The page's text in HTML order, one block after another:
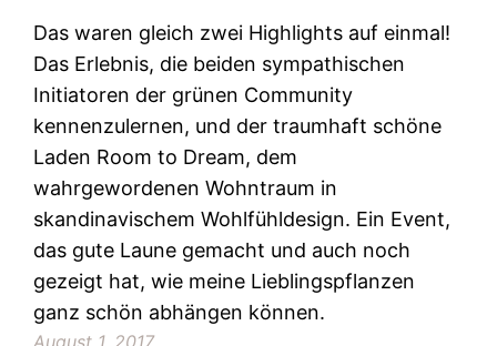
Das waren gleich zwei Highlights auf einmal!
Das Erlebnis, die beiden sympathischen
Initiatoren der grünen Community
kennenzulernen, und der traumhaft schöne
Laden Room to Dream, dem
wahrgewordenen Wohntraum in
skandinavischem Wohlfühldesign. Ein Event,
das gute Laune gemacht und auch noch
gezeigt hat, wie meine Lieblingspflanzen
ganz schön abhängen können.
August 1, 2017